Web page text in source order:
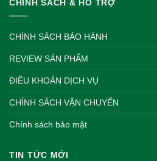
CHÍNH SÁCH & HỖ TRỢ
CHÍNH SÁCH BẢO HÀNH
REVIEW SẢN PHẨM
ĐIỀU KHOẢN DỊCH VỤ
CHÍNH SÁCH VẬN CHUYỂN
Chính sách bảo mật
TIN TỨC MỚI